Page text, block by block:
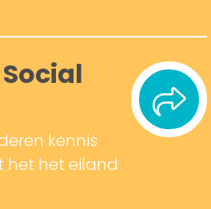
kennis
het het eiland